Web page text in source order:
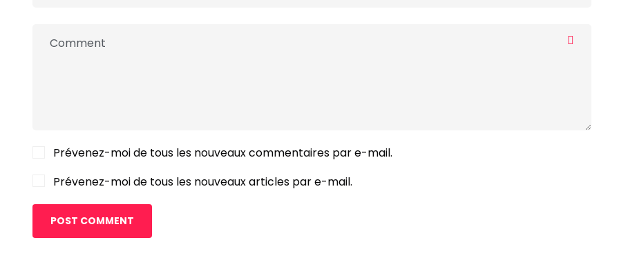
Prévenez-moi de tous les nouveaux commentaires par e-mail.
Prévenez-moi de tous les nouveaux articles par e-mail.
POST COMMENT